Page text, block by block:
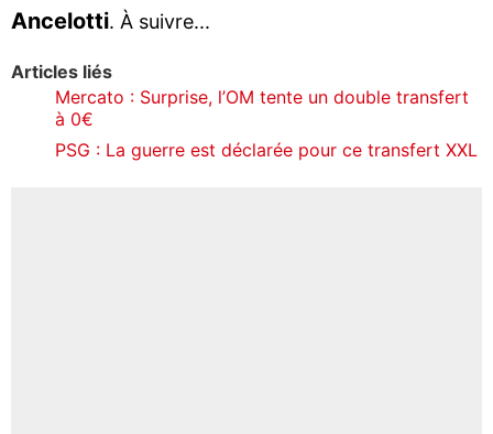
Ancelotti. À suivre...
Articles liés
Mercato : Surprise, l’OM tente un double transfert
à 0€
PSG : La guerre est déclarée pour ce transfert XXL